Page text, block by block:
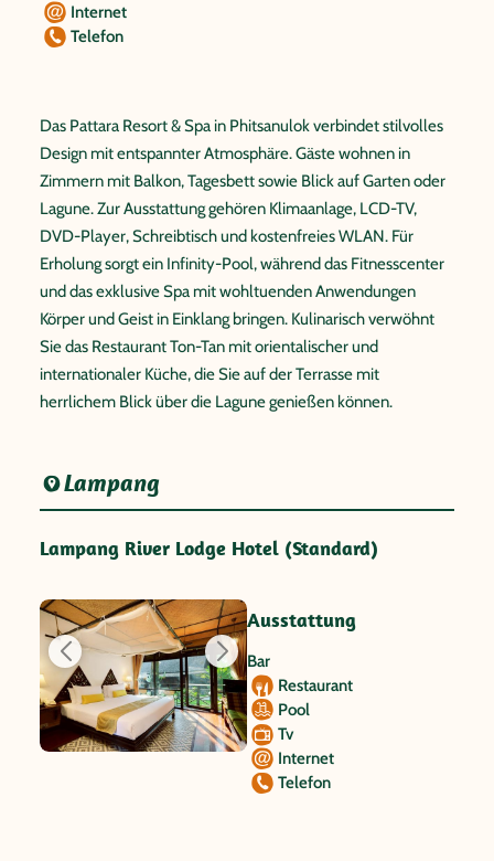
Internet
Telefon
Das Pattara Resort & Spa in Phitsanulok verbindet stilvolles
Design mit entspannter Atmosphäre. Gäste wohnen in
Zimmern mit Balkon, Tagesbett sowie Blick auf Garten oder
Lagune. Zur Ausstattung gehören Klimaanlage, LCD-TV,
DVD-Player, Schreibtisch und kostenfreies WLAN. Für
Erholung sorgt ein Infinity-Pool, während das Fitnesscenter
und das exklusive Spa mit wohltuenden Anwendungen
Körper und Geist in Einklang bringen. Kulinarisch verwöhnt
Sie das Restaurant Ton-Tan mit orientalischer und
internationaler Küche, die Sie auf der Terrasse mit
herrlichem Blick über die Lagune genießen können.
Lampang
Lampang River Lodge Hotel (Standard)
Ausstattung
Bar
Restaurant
Pool
Tv
Internet
Telefon